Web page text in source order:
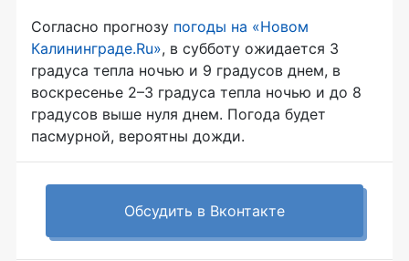
Согласно прогнозу погоды на «Новом
Калининграде.Ru», в субботу ожидается 3
градуса тепла ночью и 9 градусов днем, в
воскресенье 2–3 градуса тепла ночью и до 8
градусов выше нуля днем. Погода будет
пасмурной, вероятны дожди.
Обсудить в Вконтакте